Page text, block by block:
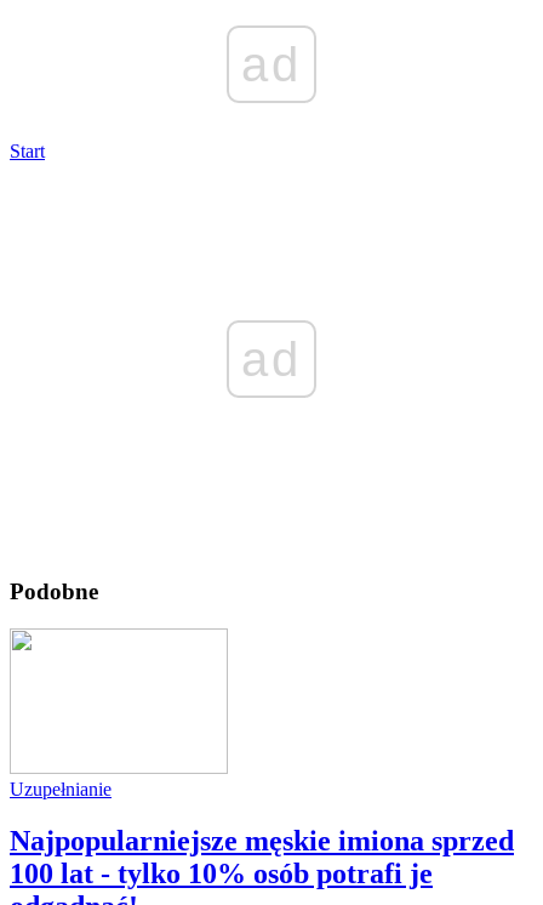
ad
Start
ad
Podobne
Uzupełnianie
Najpopularniejsze męskie imiona sprzed
100 lat - tylko 10% osób potrafi je